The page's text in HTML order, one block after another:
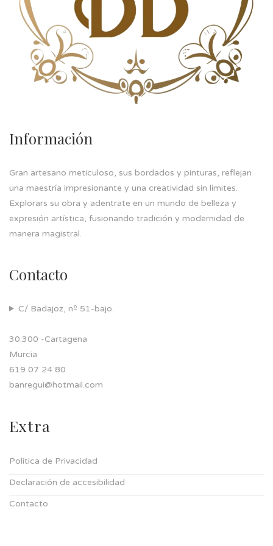
Información
Gran artesano meticuloso, sus bordados y pinturas, reflejan
una maestría impresionante y una creatividad sin límites.
Explorars su obra y adentrate en un mundo de belleza y
expresión artística, fusionando tradición y modernidad de
manera magistral.
Contacto
C/ Badajoz, nº 51-bajo.
30.300 -Cartagena
Murcia
619 07 24 80
banregui@hotmail.com
Extra
Política de Privacidad
Declaración de accesibilidad
Contacto